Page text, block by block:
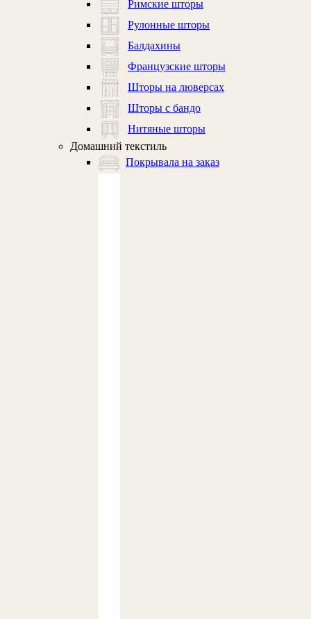
Римские шторы
Рулонные шторы
Балдахины
Французские шторы
Шторы на люверсах
Шторы с бандо
Нитяные шторы
Домашний текстиль
Покрывала на заказ